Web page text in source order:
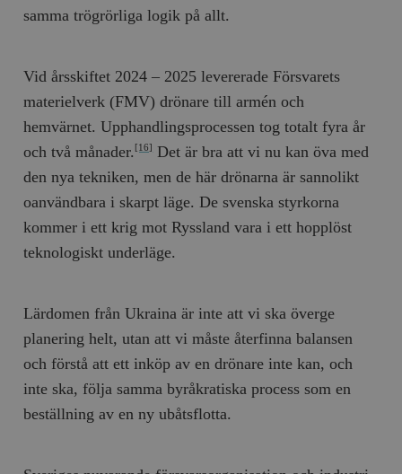
samma trögrörliga logik på allt.
Vid årsskiftet 2024 – 2025 levererade Försvarets
materielverk (FMV) drönare till armén och
hemvärnet. Upphandlingsprocessen tog totalt fyra år
och två månader. [16] Det är bra att vi nu kan öva med
den nya tekniken, men de här drönarna är sannolikt
oanvändbara i skarpt läge. De svenska styrkorna
kommer i ett krig mot Ryssland vara i ett hopplöst
teknologiskt underläge.
Lärdomen från Ukraina är inte att vi ska överge
planering helt, utan att vi måste återfinna balansen
och förstå att ett inköp av en drönare inte kan, och
inte ska, följa samma byråkratiska process som en
beställning av en ny ubåtsflotta.